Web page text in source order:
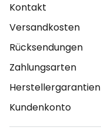
Kontakt
Versandkosten
Rücksendungen
Zahlungsarten
Herstellergarantien
Kundenkonto